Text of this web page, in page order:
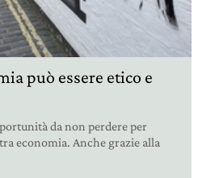
può essere etico e
da non perdere per
economia. Anche grazie alla